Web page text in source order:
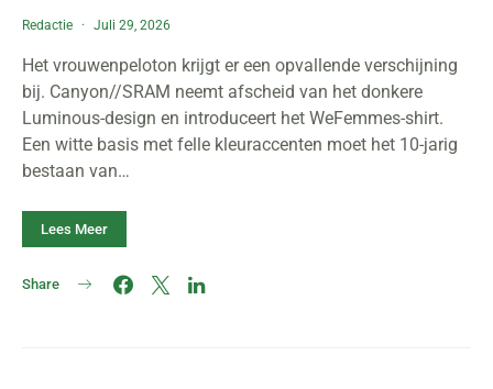
Redactie Juli 29, 2026
Het vrouwenpeloton krijgt er een opvallende verschijning
bij. Canyon//SRAM neemt afscheid van het donkere
Luminous-design en introduceert het WeFemmes-shirt.
Een witte basis met felle kleuraccenten moet het 10-jarig
bestaan van…
Lees Meer
Share